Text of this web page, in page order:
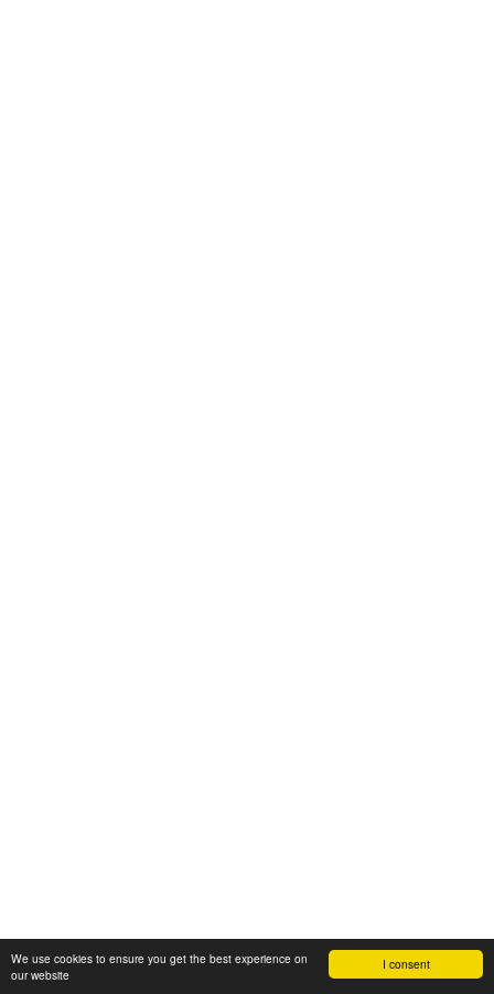
I consent
We use cookies to ensure you get the best experience on
our website